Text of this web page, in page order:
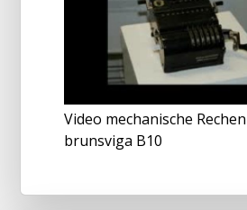
Video mechanische
brunsviga B10